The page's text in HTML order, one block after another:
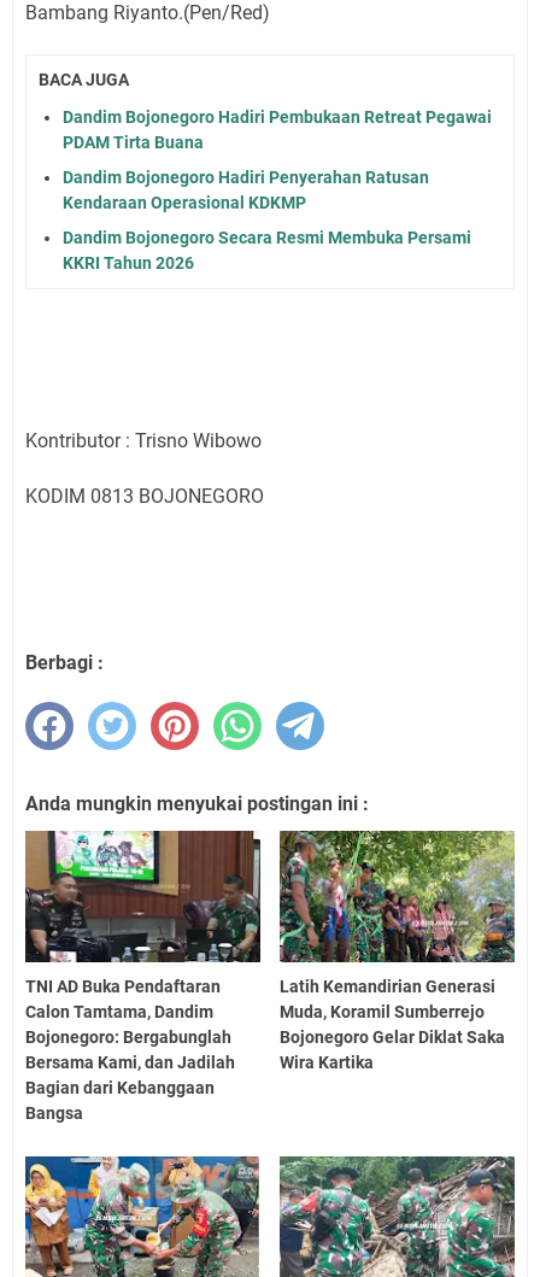
Bambang Riyanto.(Pen/Red)
BACA JUGA
Dandim Bojonegoro Hadiri Pembukaan Retreat Pegawai
PDAM Tirta Buana
Dandim Bojonegoro Hadiri Penyerahan Ratusan
Kendaraan Operasional KDKMP
Dandim Bojonegoro Secara Resmi Membuka Persami
KKRI Tahun 2026
Kontributor : Trisno Wibowo
KODIM 0813 BOJONEGORO
Berbagi :
Anda mungkin menyukai postingan ini :
TNI AD Buka Pendaftaran
Calon Tamtama, Dandim
Bojonegoro: Bergabunglah
Bersama Kami, dan Jadilah
Bagian dari Kebanggaan
Bangsa
Latih Kemandirian Generasi
Muda, Koramil Sumberrejo
Bojonegoro Gelar Diklat Saka
Wira Kartika